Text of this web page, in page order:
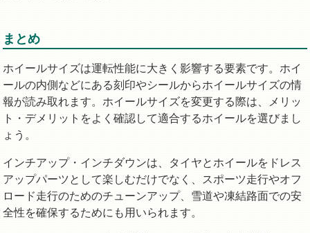
まとめ
ホイールサイズは運転性能に大きく影響する要素です。ホイ
ールの内側などにある刻印やシールからホイールサイズの情
報が読み取れます。ホイールサイズを変更する際は、メリッ
ト・デメリットをよく確認して適合するホイールを選びまし
ょう。
インチアップ・インチダウンは、タイヤとホイールをドレス
アップパーツとして楽しむだけでなく、スポーツ走行やオフ
ロード走行のためのチューンアップ、雪道や凍結路面での安
全性を確保するためにも用いられます。